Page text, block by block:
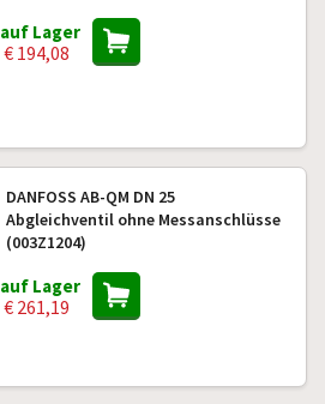
auf Lager
€ 194,08
DANFOSS AB-QM DN 25
Abgleichventil ohne Messanschlüsse
(003Z1204)
auf Lager
€ 261,19